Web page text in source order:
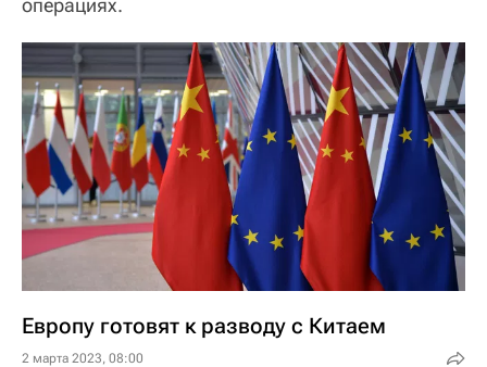
Европу готовят к разводу с Китаем
2 марта 2023, 08:00